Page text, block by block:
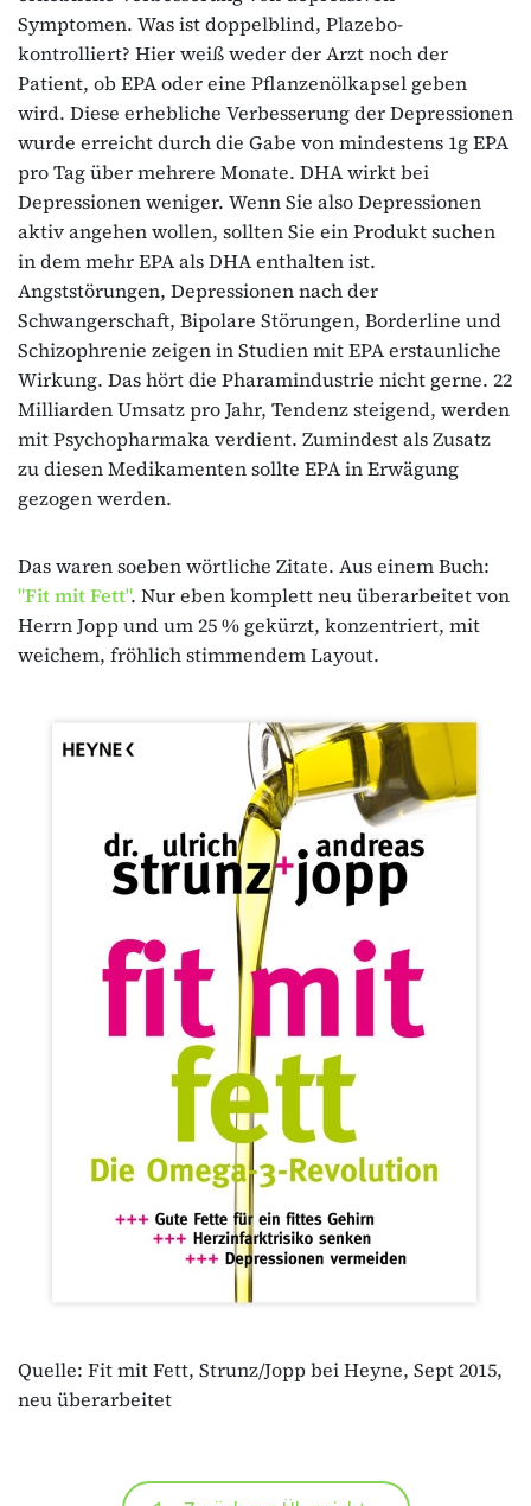
Symptomen. Was ist doppelblind, Plazebo-
kontrolliert? Hier weiß weder der Arzt noch der
Patient, ob EPA oder eine Pflanzenölkapsel geben
wird. Diese erhebliche Verbesserung der Depressionen
wurde erreicht durch die Gabe von mindestens 1g EPA
pro Tag über mehrere Monate. DHA wirkt bei
Depressionen weniger. Wenn Sie also Depressionen
aktiv angehen wollen, sollten Sie ein Produkt suchen
in dem mehr EPA als DHA enthalten ist.
Angststörungen, Depressionen nach der
Schwangerschaft, Bipolare Störungen, Borderline und
Schizophrenie zeigen in Studien mit EPA erstaunliche
Wirkung. Das hört die Pharamindustrie nicht gerne. 22
Milliarden Umsatz pro Jahr, Tendenz steigend, werden
mit Psychopharmaka verdient. Zumindest als Zusatz
zu diesen Medikamenten sollte EPA in Erwägung
gezogen werden.
Das waren soeben wörtliche Zitate. Aus einem Buch:
"Fit mit Fett". Nur eben komplett neu überarbeitet von
Herrn Jopp und um 25 % gekürzt, konzentriert, mit
weichem, fröhlich stimmendem Layout.
Quelle: Fit mit Fett, Strunz/Jopp bei Heyne, Sept 2015,
neu überarbeitet